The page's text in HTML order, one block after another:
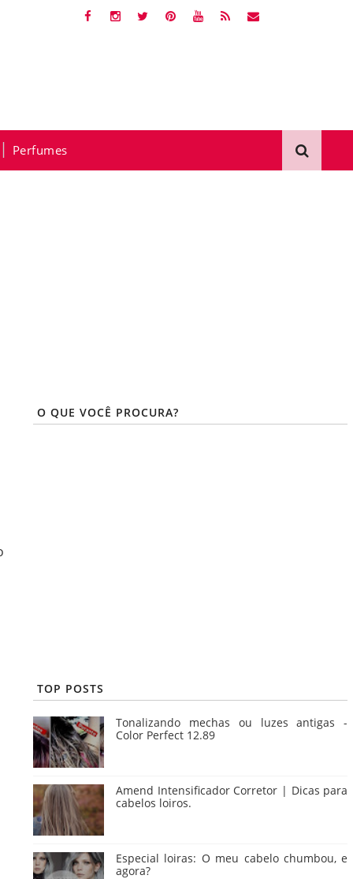
Perfumes
O QUE VOCÊ PROCURA?
TOP POSTS
Tonalizando mechas ou luzes antigas -
Color Perfect 12.89
Amend Intensificador Corretor | Dicas para
cabelos loiros.
Especial loiras: O meu cabelo chumbou, e
agora?